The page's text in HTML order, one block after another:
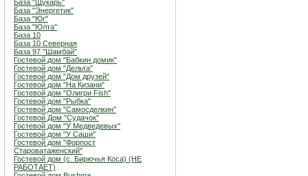
База "Щукарь"
База "Энергетик"
База "Юг"
База "Юлта"
База 10
База 10 Северная
База 97 "Шамбай"
Гостевой дом "Бабкин домик"
Гостевой дом "Дельта"
Гостевой дом "Дом друзей"
Гостевой дом "На Кизани"
Гостевой дом "Олигри Fish"
Гостевой дом "Рыбка"
Гостевой дом "Самосделкин"
Гостевой Дом "Судачок"
Гостевой дом "У Медведевых"
Гостевой дом "У Саши"
Гостевой дом "Форпост
Староватаженский"
Гостевой дом (с. Бирючья Коса) (НЕ
РАБОТАЕТ)